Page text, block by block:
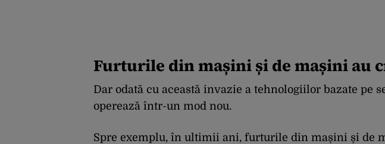
Furturile din mașini și de mașini au
Dar odată cu această invazie a tehnologiilor bazate pe
operează într-un mod nou.
Spre exemplu, în ultimii ani, furturile din mașini și de